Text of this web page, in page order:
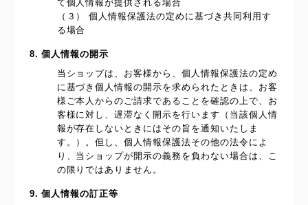
て個人情報が提供される場合
（３） 個人情報保護法の定めに基づき共同利用す
る場合
8. 個人情報の開示
当ショップは、お客様から、個人情報保護法の定め
に基づき個人情報の開示を求められたときは、お客
様ご本人からのご請求であることを確認の上で、お
客様に対し、遅滞なく開示を行います（当該個人情
報が存在しないときにはその旨を通知いたしま
す。）。但し、個人情報保護法その他の法令によ
り、当ショップが開示の義務を負わない場合は、こ
の限りではありません。
9. 個人情報の訂正等